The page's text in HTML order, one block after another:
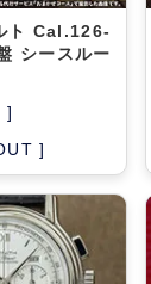
ト Cal.126-
シースルー
]
]